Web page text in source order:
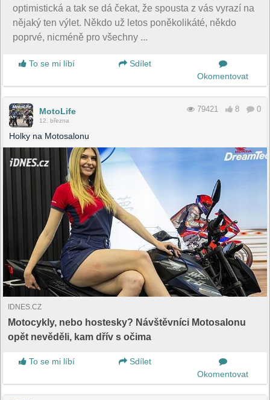
optimistická a tak se dá čekat, že spousta z vás vyrazí na
nějaký ten výlet. Někdo už letos poněkolikáté, někdo
poprvé, nicméně pro všechny ...
To se mi líbí
Sdílet
Okomentovat
MotoLife
12. března
79421 8 0
Holky na Motosalonu
IDNES.CZ
Motocykly, nebo hostesky? Návštěvníci Motosalonu
opět nevěděli, kam dřív s očima
To se mi líbí
Sdílet
Okomentovat